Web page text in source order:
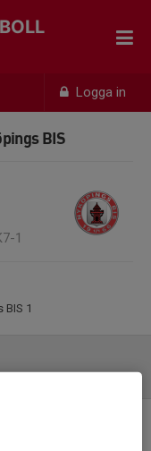
Logga in
BIS
1
BIS 1